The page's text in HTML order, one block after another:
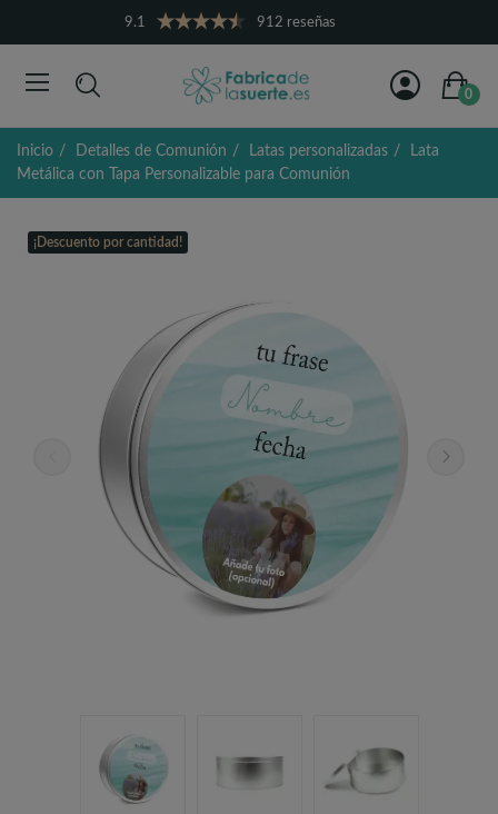
9.1 912 reseñas
0
Inicio Detalles de Comunión Latas personalizadas
Lata
Metálica con Tapa Personalizable para Comunión
¡Descuento por cantidad!